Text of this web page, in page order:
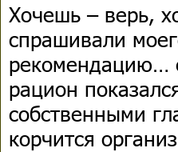
Хочешь – верь,
спрашивали
рекомендацию…
рацион
собственными
корчится